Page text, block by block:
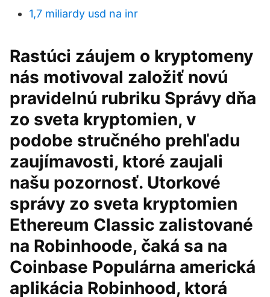
1,7 miliardy usd na inr
Rastúci záujem o kryptomeny
nás motivoval založiť novú
pravidelnú rubriku Správy dňa
zo sveta kryptomien, v
podobe stručného prehľadu
zaujímavosti, ktoré zaujali
našu pozornosť. Utorkové
správy zo sveta kryptomien
Ethereum Classic zalistované
na Robinhoode, čaká sa na
Coinbase Populárna americká
aplikácia Robinhood, ktorá